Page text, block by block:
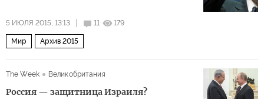
5 ИЮЛЯ 2015, 13:13 11 179
Мир Архив 2015
The Week Великобритания
Россия — защитница Израиля?